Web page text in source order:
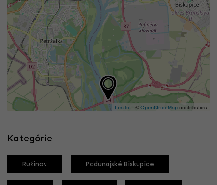
Leaflet | ©OpenStreetMapcontributors
Kategórie
Ružinov Podunajské Biskupice